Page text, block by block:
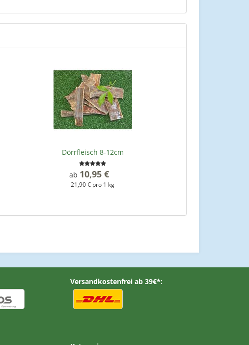
Dörrfleisch 8-12cm
ab 10,95 €
21,90 € pro 1 kg
Versandkostenfrei ab 39€*: